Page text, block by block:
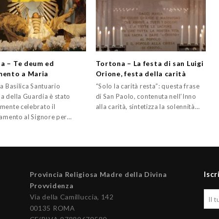
– Te deum ed
a Maria
Basilica Santuario
della Guardia è stato
celebrato il
al Signore per…
Tortona – La festa di san Luigi
Orione, festa della carità
“Solo la carità resta”: questa frase
di San Paolo, contenuta nell’Inno
alla carità, sintetizza la solennità…
Provincia Religiosa Madre della Divina
Provvidenza
Via della Camilluccia, 142
00135 ROMA